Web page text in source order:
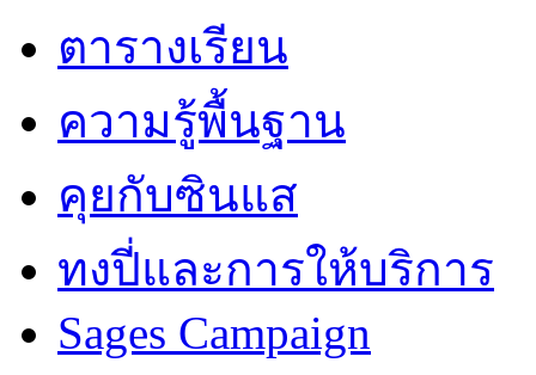
ตารางเรียน
ความรู้พื้นฐาน
คุยกับซินแส
ทงปี่และการให้บริการ
Sages Campaign